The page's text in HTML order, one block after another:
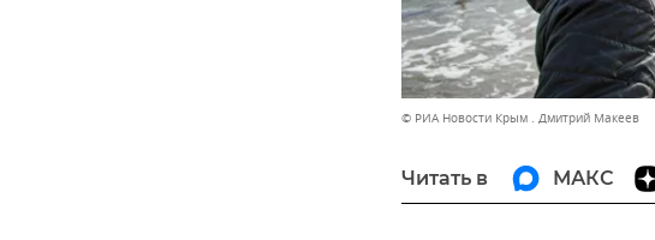
© РИА Новости Крым . Дмитрий Макеев
Читать в МАКС